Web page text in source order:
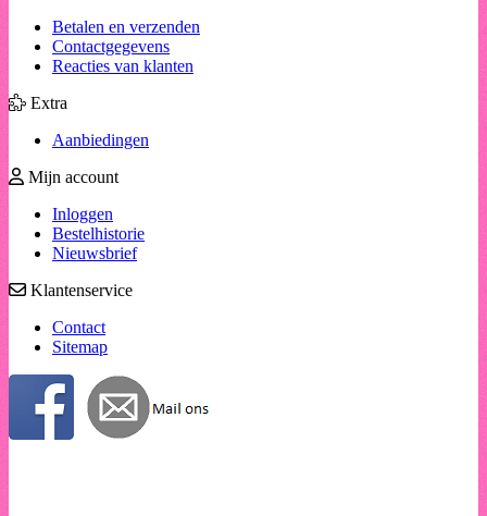
Betalen en verzenden
Contactgegevens
Reacties van klanten
Extra
Aanbiedingen
Mijn account
Inloggen
Bestelhistorie
Nieuwsbrief
Klantenservice
Contact
Sitemap